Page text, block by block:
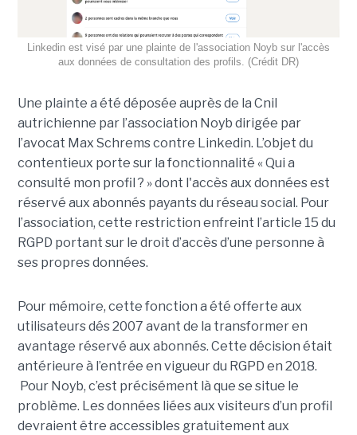
Linkedin est visé par une plainte de l'association Noyb sur l'accès
aux données de consultation des profils. (Crédit DR)
Une plainte a été déposée auprès de la Cnil
autrichienne par l’association Noyb dirigée par
l’avocat Max Schrems contre Linkedin. L’objet du
contentieux porte sur la fonctionnalité « Qui a
consulté mon profil ? » dont l'accès aux données est
réservé aux abonnés payants du réseau social. Pour
l’association, cette restriction enfreint l’article 15 du
RGPD portant sur le droit d’accès d’une personne à
ses propres données.
Pour mémoire, cette fonction a été offerte aux
utilisateurs dés 2007 avant de la transformer en
avantage réservé aux abonnés. Cette décision était
antérieure à l’entrée en vigueur du RGPD en 2018.
Pour Noyb, c’est précisément là que se situe le
problème. Les données liées aux visiteurs d’un profil
devraient être accessibles gratuitement aux